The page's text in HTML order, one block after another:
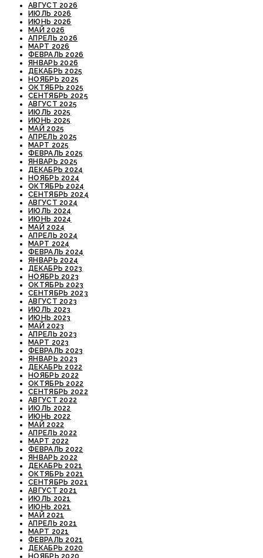
АВГУСТ 2026
ИЮЛЬ 2026
ИЮНЬ 2026
МАЙ 2026
АПРЕЛЬ 2026
МАРТ 2026
ФЕВРАЛЬ 2026
ЯНВАРЬ 2026
ДЕКАБРЬ 2025
НОЯБРЬ 2025
ОКТЯБРЬ 2025
СЕНТЯБРЬ 2025
АВГУСТ 2025
ИЮЛЬ 2025
ИЮНЬ 2025
МАЙ 2025
АПРЕЛЬ 2025
МАРТ 2025
ФЕВРАЛЬ 2025
ЯНВАРЬ 2025
ДЕКАБРЬ 2024
НОЯБРЬ 2024
ОКТЯБРЬ 2024
СЕНТЯБРЬ 2024
АВГУСТ 2024
ИЮЛЬ 2024
ИЮНЬ 2024
МАЙ 2024
АПРЕЛЬ 2024
МАРТ 2024
ФЕВРАЛЬ 2024
ЯНВАРЬ 2024
ДЕКАБРЬ 2023
НОЯБРЬ 2023
ОКТЯБРЬ 2023
СЕНТЯБРЬ 2023
АВГУСТ 2023
ИЮЛЬ 2023
ИЮНЬ 2023
МАЙ 2023
АПРЕЛЬ 2023
МАРТ 2023
ФЕВРАЛЬ 2023
ЯНВАРЬ 2023
ДЕКАБРЬ 2022
НОЯБРЬ 2022
ОКТЯБРЬ 2022
СЕНТЯБРЬ 2022
АВГУСТ 2022
ИЮЛЬ 2022
ИЮНЬ 2022
МАЙ 2022
АПРЕЛЬ 2022
МАРТ 2022
ФЕВРАЛЬ 2022
ЯНВАРЬ 2022
ДЕКАБРЬ 2021
ОКТЯБРЬ 2021
СЕНТЯБРЬ 2021
АВГУСТ 2021
ИЮЛЬ 2021
ИЮНЬ 2021
МАЙ 2021
АПРЕЛЬ 2021
МАРТ 2021
ФЕВРАЛЬ 2021
ДЕКАБРЬ 2020
НОЯБРЬ 2020